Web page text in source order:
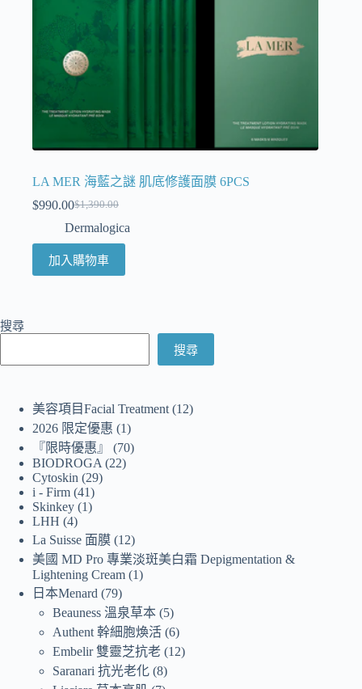
LA MER 海藍之謎 肌底修護面膜 6PCS
$1,390.00
$990.00
Dermalogica
加入購物車
搜尋
搜尋
美容項目Facial Treatment 12
2026 限定優惠
1
『限時優惠』
70
BIODROGA
22
Cytoskin
29
i - Firm 41
Skinkey 1
LHH 4
La Suisse 面膜 12
美國 MD Pro 專業淡斑美白霜 Depigmentation &
Lightening Cream 1
日本Menard
79
Beauness 溫泉草本 5
Authent 幹細胞煥活 6
Embelir 雙靈芝抗老 12
Saranari 抗光老化 8